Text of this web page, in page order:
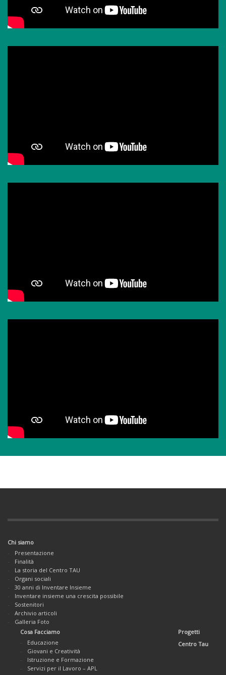
Chi siamo
Presentazione
Finalità
La storia del Centro TAU
Organi sociali
30 anni di Inventare Insieme
Inventare insieme una crescita possibile
Sostenitori
Archivio articoli
Galleria Foto
Cosa Facciamo
Educazione
Giovani e Creatività
Istruzione e Formazione
Servizi per il Lavoro – APL
Progetti
Centro Tau